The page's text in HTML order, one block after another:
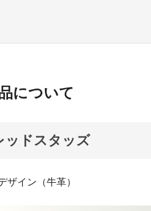
について
ッドスタッズ
ザイン（牛革）